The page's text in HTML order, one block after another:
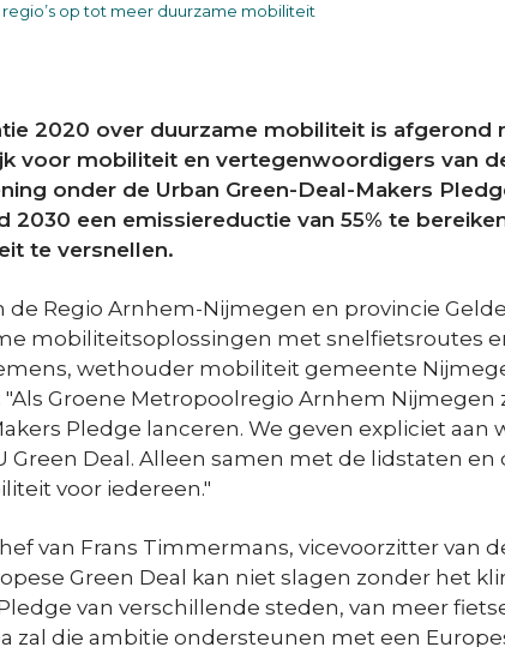
op tot meer duurzame mobiliteit
2020 over duurzame mobiliteit is
voor mobiliteit en vertegenwoordigers van de
onder de Urban Green-Deal-Makers
een emissiereductie van 55% te
te versnellen.
de Regio Arnhem-Nijmegen en provincie
mobiliteitsoplossingen met snelfietsroutes
wethouder mobiliteit gemeente
Groene Metropoolregio Arnhem Nijmegen
Pledge lanceren. We geven expliciet aan
Deal. Alleen samen met de lidstaten en
voor iedereen."
van Frans Timmermans, vicevoorzitter van
Green Deal kan niet slagen zonder het
van verschillende steden, van meer
zal die ambitie ondersteunen met een